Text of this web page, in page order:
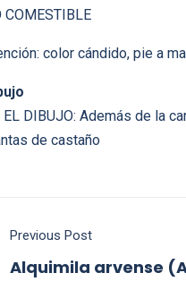
COMESTIBLE
color cándido, pie a
EL DIBUJO: Además de la
de castaño
Previous Post
Alquimila arvense